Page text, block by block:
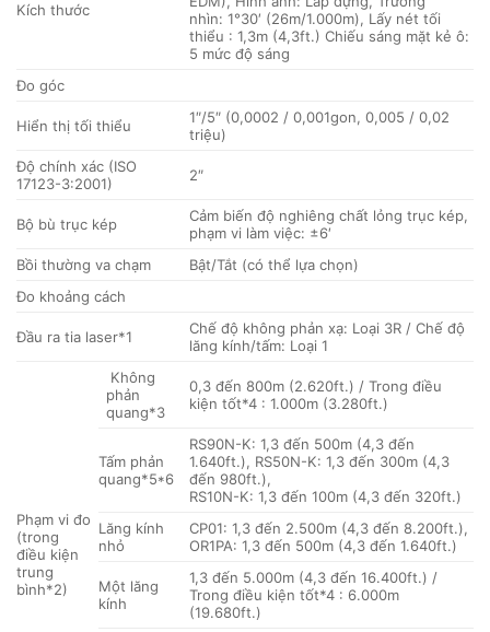
Kích thước
nhìn: 1°30′ (26m/1.000m), Lấy nét tối
thiểu : 1,3m (4,3ft.) Chiếu sáng mặt kẻ ô:
5 mức độ sáng
Đo góc
Hiển thị tối thiểu
1″/5″ (0,0002 / 0,001gon, 0,005 / 0,02
triệu)
Độ chính xác (ISO
17123-3:2001)
2″
Bộ bù trục kép
Cảm biến độ nghiêng chất lỏng trục kép,
phạm vi làm việc: ±6′
Bồi thường va chạm
Bật/Tắt (có thể lựa chọn)
Đo khoảng cách
Đầu ra tia laser*1
Chế độ không phản xạ: Loại 3R / Chế độ
lăng kính/tấm: Loại 1
Phạm vi đo
(trong
điều kiện
trung
bình*2)
Không
phản
quang*3
0,3 đến 800m (2.620ft.) / Trong điều
kiện tốt*4 : 1.000m (3.280ft.)
Tấm phản
quang*5*6
RS90N-K: 1,3 đến 500m (4,3 đến
1.640ft.), RS50N-K: 1,3 đến 300m (4,3
đến 980ft.),
RS10N-K: 1,3 đến 100m (4,3 đến 320ft.)
Lăng kính
nhỏ
CP01: 1,3 đến 2.500m (4,3 đến 8.200ft.),
OR1PA: 1,3 đến 500m (4,3 đến 1.640ft.)
Một lăng
kính
1,3 đến 5.000m (4,3 đến 16.400ft.) /
Trong điều kiện tốt*4 : 6.000m
(19.680ft.)